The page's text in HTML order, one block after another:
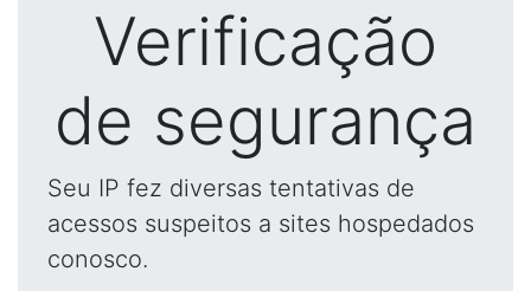
Verificação
de segurança
Seu IP fez diversas tentativas de
acessos suspeitos a sites hospedados
conosco.